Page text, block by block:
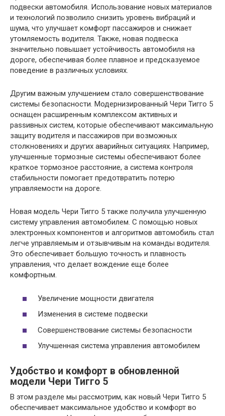
подвески автомобиля. Использование новых материалов
и технологий позволило снизить уровень вибраций и
шума, что улучшает комфорт пассажиров и снижает
утомляемость водителя. Также, новая подвеска
значительно повышает устойчивость автомобиля на
дороге, обеспечивая более плавное и предсказуемое
поведение в различных условиях.
Другим важным улучшением стало совершенствование
системы безопасности. Модернизированный Чери Тигго 5
оснащен расширенным комплексом активных и
passивных систем, которые обеспечивают максимальную
защиту водителя и пассажиров при возможных
столкновениях и других аварийных ситуациях. Например,
улучшенные тормозные системы обеспечивают более
краткое тормозное расстояние, а система контроля
стабильности помогает предотвратить потерю
управляемости на дороге.
Новая модель Чери Тигго 5 также получила улучшенную
систему управления автомобилем. С помощью новых
электронных компонентов и алгоритмов автомобиль стал
легче управляемым и отзывчивым на команды водителя.
Это обеспечивает большую точность и плавность
управления, что делает вождение еще более
комфортным.
Увеличение мощности двигателя
Изменения в системе подвески
Совершенствование системы безопасности
Улучшенная система управления автомобилем
Удобство и комфорт в обновленной
модели Чери Тигго 5
В этом разделе мы рассмотрим, как новый Чери Тигго 5
обеспечивает максимальное удобство и комфорт во